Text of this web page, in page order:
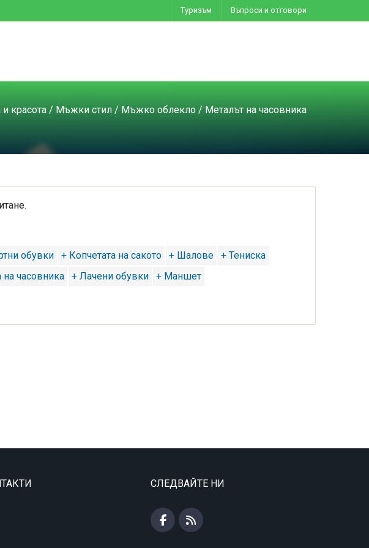
Туризъм Въпроси и отговори
красота / Мъжки стил / Мъжко облекло / Металът на часовника
обувки + Копчетата на сакото + Шалове
+ Тениска
часовника + Лачени обувки + Маншет
СЛЕДВАЙТЕ НИ